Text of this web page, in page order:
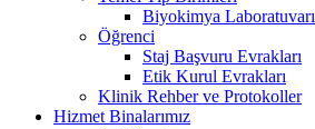
Biyokimya Laboratuvarı
Öğrenci
Staj Başvuru Evrakları
Etik Kurul Evrakları
Klinik Rehber ve Protokoller
Hizmet Binalarımız